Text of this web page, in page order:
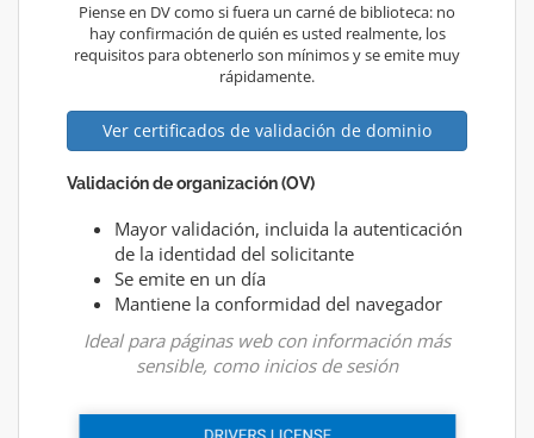
Piense en DV como si fuera un carné de biblioteca: no
hay confirmación de quién es usted realmente, los
requisitos para obtenerlo son mínimos y se emite muy
rápidamente.
Ver certificados de validación de dominio
Validación de organización (OV)
Mayor validación, incluida la autenticación
de la identidad del solicitante
Se emite en un día
Mantiene la conformidad del navegador
Ideal para páginas web con información más
sensible, como inicios de sesión